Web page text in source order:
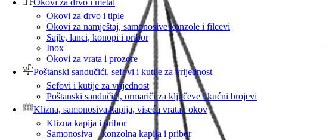
Okovi za drvo i metal
Okovi za drvo i tiple
Okovi za namještaj, samonosive konzole i filcevi
Sajle, lanci, konopi i pribor
Inox
Okovi za vrata i prozore
Poštanski sandučići, sefovi i kutije za vrijednost
Sefovi i kutije za vrijednost
Poštanski sandučići, ormariči za ključeve i kućni brojevi
Klizna, samonosiva kapija, viseća vrata i okov
Klizna kapija i pribor
Samonosiva – konzolna kapija i pribor